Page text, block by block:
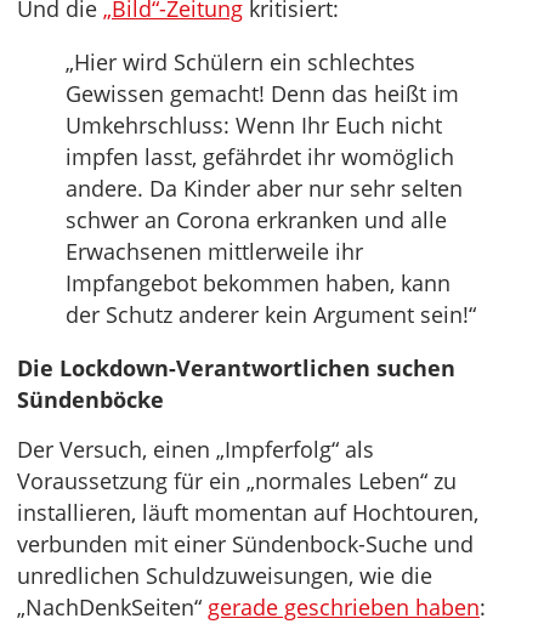
Und die „Bild“-Zeitung kritisiert:
„Hier wird Schülern ein schlechtes
Gewissen gemacht! Denn das heißt im
Umkehrschluss: Wenn Ihr Euch nicht
impfen lasst, gefährdet ihr womöglich
andere. Da Kinder aber nur sehr selten
schwer an Corona erkranken und alle
Erwachsenen mittlerweile ihr
Impfangebot bekommen haben, kann
der Schutz anderer kein Argument sein!“
Die Lockdown-Verantwortlichen suchen
Sündenböcke
Der Versuch, einen „Impferfolg“ als
Voraussetzung für ein „normales Leben“ zu
installieren, läuft momentan auf Hochtouren,
verbunden mit einer Sündenbock-Suche und
unredlichen Schuldzuweisungen, wie die
„NachDenkSeiten“ gerade geschrieben haben: